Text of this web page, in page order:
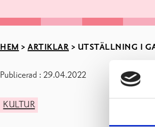
HEM > ARTIKLAR > UTSTÄLLNING I
Publicerad : 29.04.2022
KULTUR